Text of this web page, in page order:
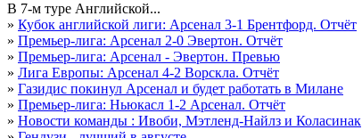
В 7-м туре Английской...
» Кубок английской лиги: Арсенал 3-1 Брентфорд. Отчёт
» Премьер-лига: Арсенал 2-0 Эвертон. Отчёт
» Премьер-лига: Арсенал - Эвертон. Превью
» Лига Европы: Арсенал 4-2 Ворскла. Отчёт
» Газидис покинул Арсенал и будет работать в Милане
» Премьер-лига: Ньюкасл 1-2 Арсенал. Отчёт
» Новости команды : Ивоби, Мэтленд-Найлз и Коласинак